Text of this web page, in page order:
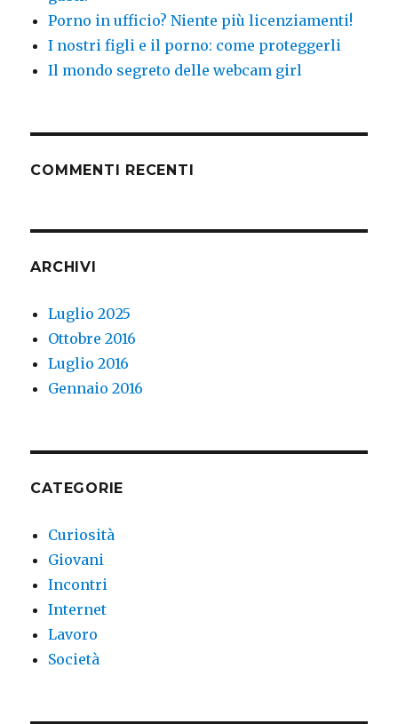
Porno in ufficio? Niente più licenziamenti!
I nostri figli e il porno: come proteggerli
Il mondo segreto delle webcam girl
COMMENTI RECENTI
ARCHIVI
Luglio 2025
Ottobre 2016
Luglio 2016
Gennaio 2016
CATEGORIE
Curiosità
Giovani
Incontri
Internet
Lavoro
Società